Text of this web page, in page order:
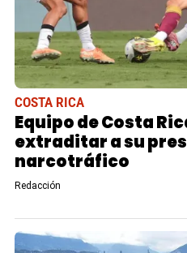
COSTA RICA
Equipo de Costa
extraditar a su
narcotráfico
Redacción